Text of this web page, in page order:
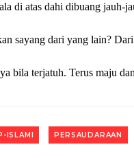
di atas dahi dibuang jauh-
sayang dari yang lain?
bila terjatuh. Terus maju
ISLAMI PERSAUDARAAN